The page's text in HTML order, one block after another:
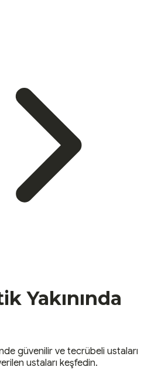
Yakınında
güvenilir ve tecrübeli ustaları
ustaları keşfedin.